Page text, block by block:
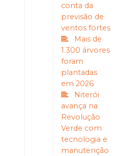
conta da
previsão de
ventos fortes
Mais de
1.300 árvores
foram
plantadas
em 2026
Niterói
avança na
Revolução
Verde com
tecnologia e
manutenção